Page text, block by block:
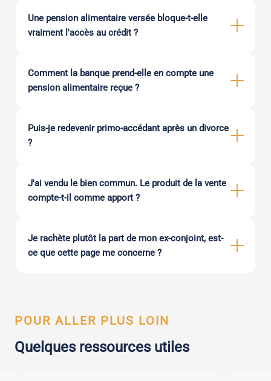
Une pension alimentaire versée bloque-t-elle
vraiment l'accès au crédit ?
Comment la banque prend-elle en compte une
pension alimentaire reçue ?
Puis-je redevenir primo-accédant après un divorce
?
J'ai vendu le bien commun. Le produit de la vente
compte-t-il comme apport ?
Je rachète plutôt la part de mon ex-conjoint, est-
ce que cette page me concerne ?
POUR ALLER PLUS LOIN
Quelques ressources utiles